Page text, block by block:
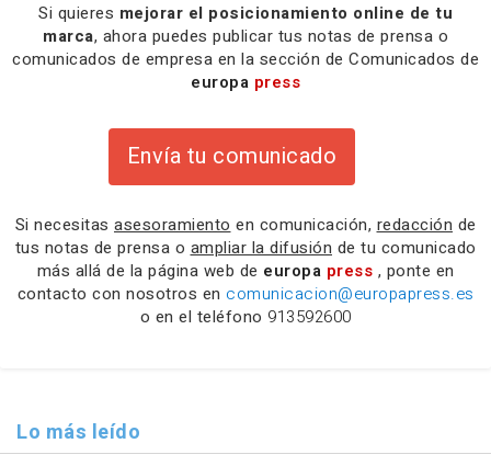
Si quieres mejorar el posicionamiento online de tu
marca, ahora puedes publicar tus notas de prensa o
comunicados de empresa en la sección de Comunicados de
europa press
Envía tu comunicado
Si necesitas asesoramiento en comunicación, redacción de
tus notas de prensa o ampliar la difusión de tu comunicado
más allá de la página web de europa press , ponte en
contacto con nosotros en comunicacion@europapress.es
o en el teléfono 913592600
Lo más leído